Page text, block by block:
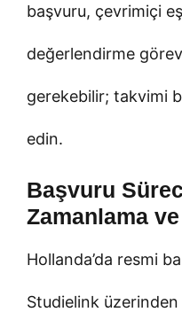
başvuru, çevrimiçi
değerlendirme
gerekebilir; takvimi
edin.
Başvuru
Zamanlama
Hollanda’da resmi
Studielink üzerinden